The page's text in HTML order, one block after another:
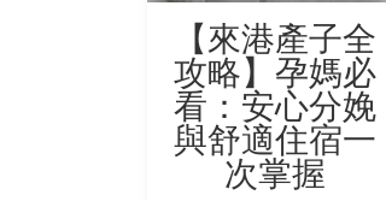
【來港產子全
攻略】孕媽必
看：安心分娩
與舒適住宿一
次掌握